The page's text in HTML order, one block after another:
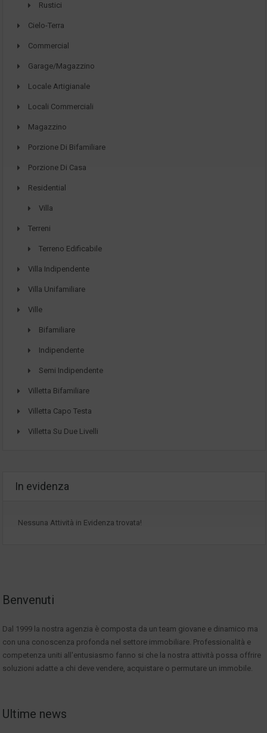
Rustici
Cielo-Terra
Commercial
Garage/Magazzino
Locale Artigianale
Locali Commerciali
Magazzino
Porzione Di Bifamiliare
Porzione Di Casa
Residential
Villa
Terreni
Terreno Edificabile
Villa Indipendente
Villa Unifamiliare
Ville
Bifamiliare
Indipendente
Semi Indipendente
Villetta Bifamiliare
Villetta Capo Testa
Villetta Su Due Livelli
In evidenza
Nessuna Attività in Evidenza trovata!
Benvenuti
Dal 1999 la nostra agenzia è composta da un team giovane e dinamico ma
con una conoscenza profonda nel settore immobiliare. Professionalità e
competenza uniti all'entusiasmo fanno si che la nostra attività possa offrire
soluzioni adatte a chi deve vendere, acquistare o permutare un immobile.
Ultime news